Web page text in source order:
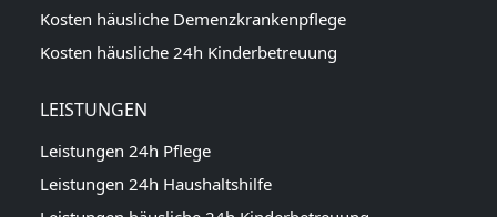
Kosten häusliche Demenzkrankenpflege
Kosten häusliche 24h Kinderbetreuung
LEISTUNGEN
Leistungen 24h Pflege
Leistungen 24h Haushaltshilfe